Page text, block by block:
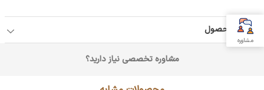
جزئیات محصول
مشاوره تخصصی نیاز دارید؟
مشاوره